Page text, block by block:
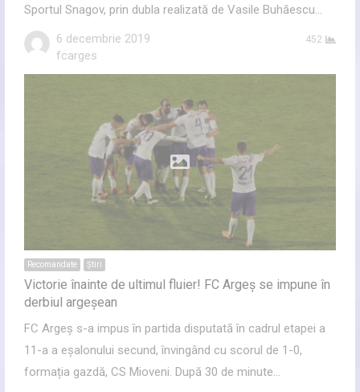
Sportul Snagov, prin dubla realizată de Vasile Buhăescu…
6 decembrie 2019
Author
fcarges
452
Recomandate Ştiri
Victorie înainte de ultimul fluier! FC Argeș se impune în
derbiul argeșean
FC Argeș s-a impus în partida disputată în cadrul etapei a
11-a a eșalonului secund, învingând cu scorul de 1-0,
formația gazdă, CS Mioveni. După 30 de minute…